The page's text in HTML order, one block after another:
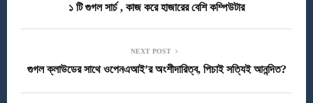
১ টি গুগল সার্চ , কাজ করে হাজারের বেশি কম্পিউটার
NEXT POST
গুগল ক্লাউডের সাথে ওপেনএআই’র অংশীদারিত্ব, পিচাই সত্যিই আনন্দিত?